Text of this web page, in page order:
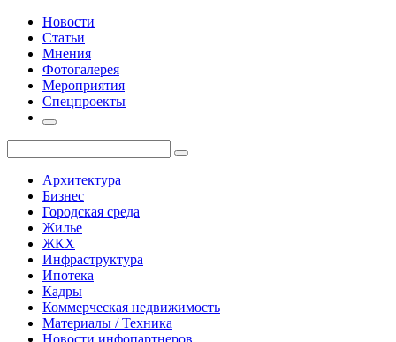
Новости
Статьи
Мнения
Фотогалерея
Мероприятия
Спецпроекты
Архитектура
Бизнес
Городская среда
Жилье
ЖКХ
Инфраструктура
Ипотека
Кадры
Коммерческая недвижимость
Материалы / Техника
Новости инфопартнеров